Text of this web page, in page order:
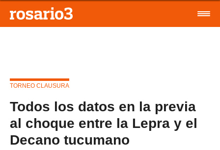
TORNEO CLAUSURA
Todos los datos en la previa
al choque entre la Lepra y el
Decano tucumano